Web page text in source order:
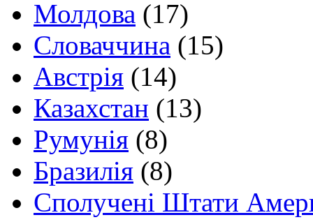
Молдова (17)
Словаччина (15)
Австрія (14)
Казахстан (13)
Румунія (8)
Бразилія (8)
Сполучені Штати